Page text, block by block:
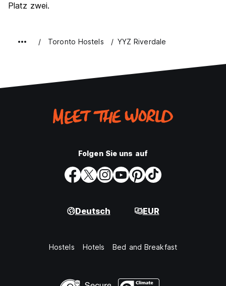
Platz zwei.
Toronto Hostels YYZ Riverdale
Folgen Sie uns auf
Deutsch EUR
Hostels Hotels Bed and Breakfast